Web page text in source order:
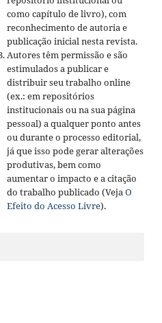
como capítulo de livro), com
reconhecimento de autoria e
publicação inicial nesta revista.
Autores têm permissão e são
estimulados a publicar e
distribuir seu trabalho online
(ex.: em repositórios
institucionais ou na sua página
pessoal) a qualquer ponto antes
ou durante o processo editorial,
já que isso pode gerar alterações
produtivas, bem como
aumentar o impacto e a citação
do trabalho publicado (VejaO
Efeito do Acesso Livre).